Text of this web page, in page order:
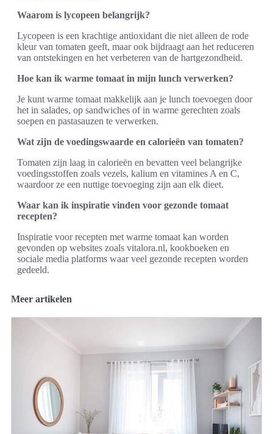
Waarom is lycopeen belangrijk?
Lycopeen is een krachtige antioxidant die niet alleen de rode
kleur van tomaten geeft, maar ook bijdraagt aan het reduceren
van ontstekingen en het verbeteren van de hartgezondheid.
Hoe kan ik warme tomaat in mijn lunch verwerken?
Je kunt warme tomaat makkelijk aan je lunch toevoegen door
het in salades, op sandwiches of in warme gerechten zoals
soepen en pastasauzen te verwerken.
Wat zijn de voedingswaarde en calorieën van tomaten?
Tomaten zijn laag in calorieën en bevatten veel belangrijke
voedingsstoffen zoals vezels, kalium en vitamines A en C,
waardoor ze een nuttige toevoeging zijn aan elk dieet.
Waar kan ik inspiratie vinden voor gezonde tomaat
recepten?
Inspiratie voor recepten met warme tomaat kan worden
gevonden op websites zoals vitalora.nl, kookboeken en
sociale media platforms waar veel gezonde recepten worden
gedeeld.
Meer artikelen